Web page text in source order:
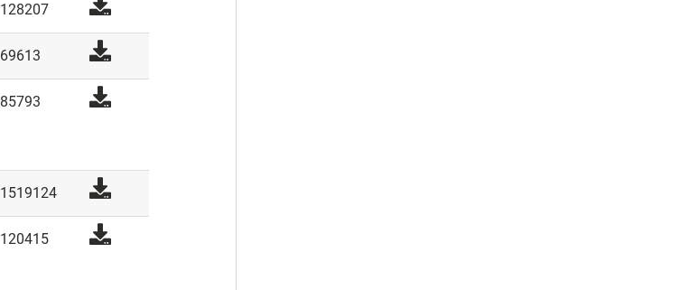
128207
69613
85793
1519124
120415